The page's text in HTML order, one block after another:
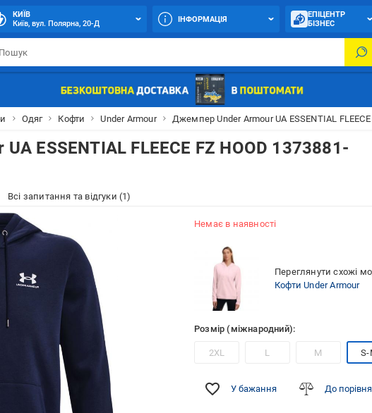
КИЇВ
Київ, вул. Полярна, 20-Д
ІНФОРМАЦІЯ
ЕПІЦЕНТР
БІЗНЕС
Одяг Кофти Under Armour Джемпер Under Armour UA ESSENTIAL
ESSENTIAL FLEECE FZ HOOD 1373881-
Всі запитання та відгуки (1)
Немає в наявності
Переглянути схожі
Кофти Under Armour
Розмір (міжнародний):
2XL L M S-
У бажання До